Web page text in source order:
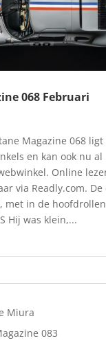
068 Februari
Magazine 068 ligt
en kan ook nu al
Online
via Readly.com. De
met in de hoofdrollen:
Hij was klein,...
Miura
083